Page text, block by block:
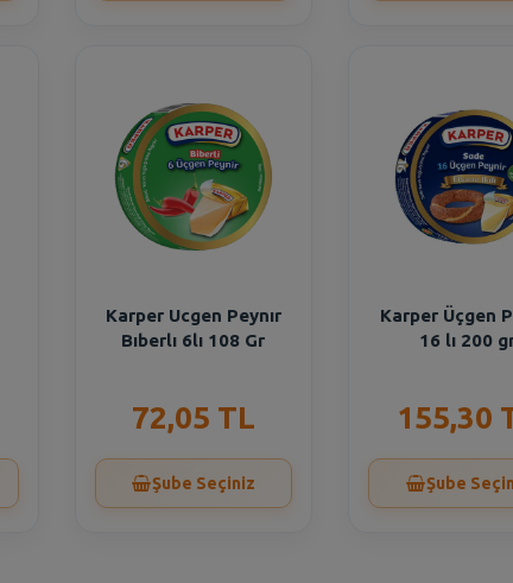
Karper Ucgen Peynır
Bıberlı 6lı 108 Gr
72,05 TL
Şube Seçiniz
Karper Üçgen
16 lı 200
155,30
Şube